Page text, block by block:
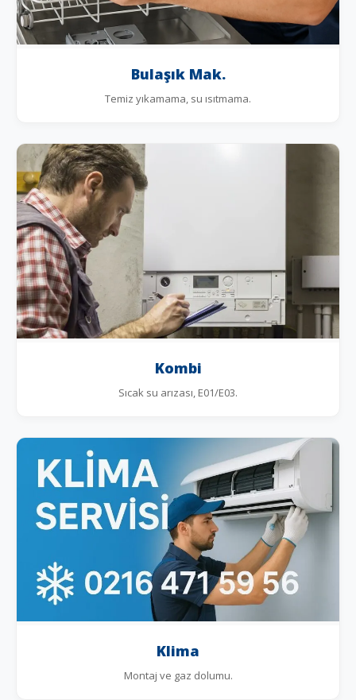
Bulaşık Mak.
Temiz yıkamama, su ısıtmama.
Kombi
Sıcak su arızası, E01/E03.
Klima
Montaj ve gaz dolumu.